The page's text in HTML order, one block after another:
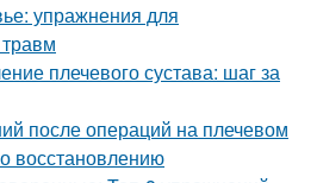
упражнения для
плечевого сустава: шаг за
после операций на плечевом
восстановлению